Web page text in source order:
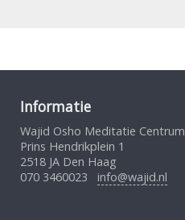
Informatie
Wajid Osho Meditatie Centrum
Prins Hendrikplein 1
2518 JA Den Haag
070 3460023 info@wajid.nl